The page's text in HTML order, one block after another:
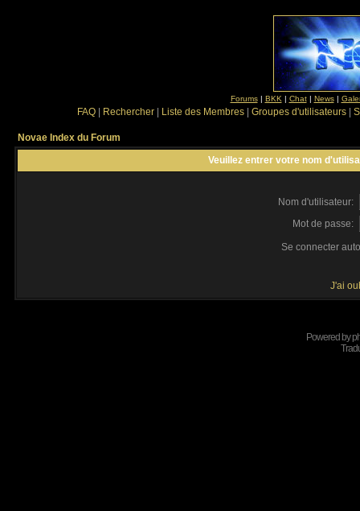
Forums| BKK | Chat| News|
FAQ Rechercher Liste des Membres Groupes d'utilisateurs
Novae Index du Forum
Veuillez entrer votre nom
Nom d'utilisateur:
Mot de passe:
Se connecter
J'ai
Powered by